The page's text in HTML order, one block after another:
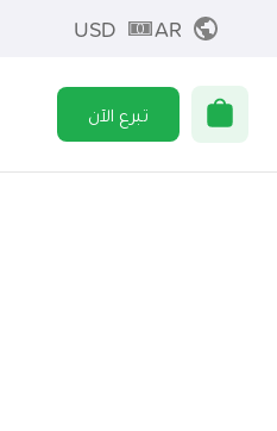
AR
USD
تبرع الآن